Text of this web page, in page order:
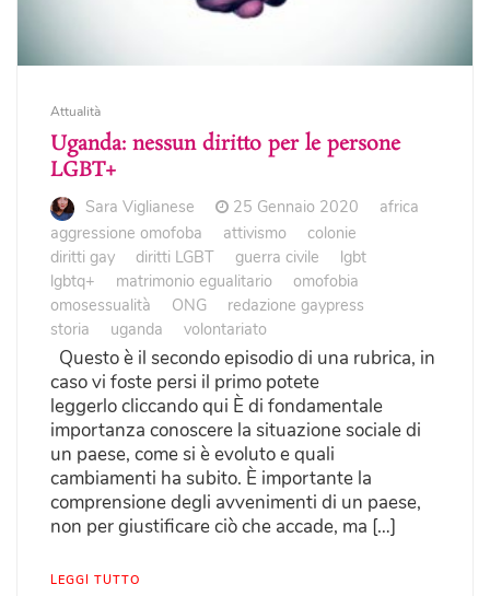
Attualità
Uganda: nessun diritto per le persone
LGBT+
Sara Viglianese 25 Gennaio 2020
africa
aggressione omofoba
attivismo
colonie
diritti gay
diritti LGBT guerra civile
lgbt
lgbtq+
matrimonio egualitario
omofobia
omosessualità
ONG
redazione gaypress
storia
uganda volontariato
Questo è il secondo episodio di una rubrica, in
caso vi foste persi il primo potete
leggerlo cliccando qui È di fondamentale
importanza conoscere la situazione sociale di
un paese, come si è evoluto e quali
cambiamenti ha subito. È importante la
comprensione degli avvenimenti di un paese,
non per giustificare ciò che accade, ma […]
LEGGI TUTTO